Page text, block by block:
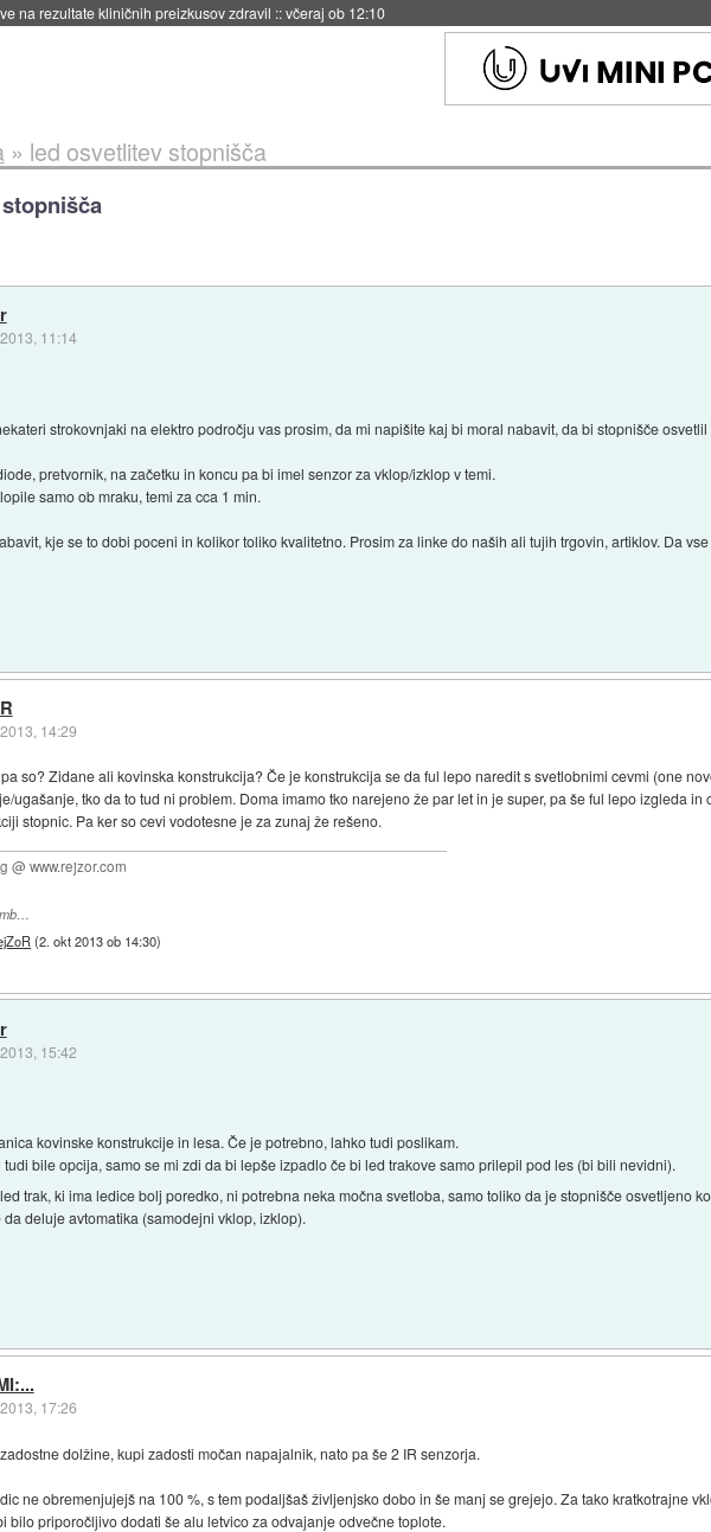
kot polovico SSD-jev za naslednji dve leti::včeraj ob 11:37
» led osvetlitev stopnišča
11:14
strokovnjaki na elektro področju vas prosim, da mi napišite kaj bi moral nabavit, da bi stopnišče
pretvornik, na začetku in koncu pa bi imel senzor za vklop/izklop v temi.
samo ob mraku, temi za cca 1 min.
kje se to dobi poceni in kolikor toliko kvalitetno. Prosim za linke do naših ali tujih trgovin, artiklov. Da
14:29
so? Zidane ali kovinska konstrukcija? Če je konstrukcija se da ful lepo naredit s svetlobnimi cevmi (one
ugašanje, tko da to tud ni problem. Doma imamo tko narejeno že par let in je super, pa še ful lepo izgleda in
stopnic. Pa ker so cevi vodotesne je za zunaj že rešeno.
@ www.rejzor.com
(2. okt 2013 ob 14:30)
15:42
kovinske konstrukcije in lesa. Če je potrebno, lahko tudi poslikam.
bile opcija, samo se mi zdi da bi lepše izpadlo če bi led trakove samo prilepil pod les (bi bili nevidni).
trak, ki ima ledice bolj poredko, ni potrebna neka močna svetloba, samo toliko da je stopnišče osvetljeno
deluje avtomatika (samodejni vklop, izklop).
17:26
dolžine, kupi zadosti močan napajalnik, nato pa še 2 IR senzorja.
ne obremenjujejš na 100 %, s tem podaljšaš življenjsko dobo in še manj se grejejo. Za tako kratkotrajne
bilo priporočljivo dodati še alu letvico za odvajanje odvečne toplote.